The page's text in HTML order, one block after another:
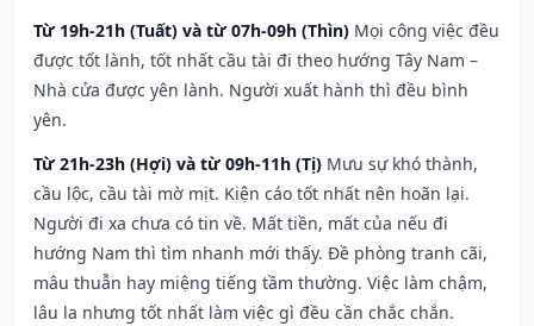
Từ 19h-21h (Tuất) và từ 07h-09h (Thìn) Mọi công việc đều
được tốt lành, tốt nhất cầu tài đi theo hướng Tây Nam –
Nhà cửa được yên lành. Người xuất hành thì đều bình
yên.
Từ 21h-23h (Hợi) và từ 09h-11h (Tị) Mưu sự khó thành,
cầu lộc, cầu tài mờ mịt. Kiện cáo tốt nhất nên hoãn lại.
Người đi xa chưa có tin về. Mất tiền, mất của nếu đi
hướng Nam thì tìm nhanh mới thấy. Đề phòng tranh cãi,
mâu thuẫn hay miệng tiếng tầm thường. Việc làm chậm,
lâu la nhưng tốt nhất làm việc gì đều cần chắc chắn.